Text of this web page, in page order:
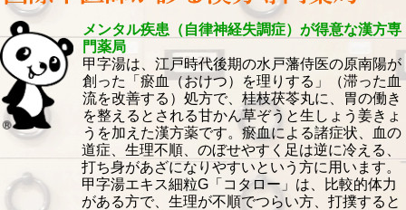
メンタル疾患（自律神経失調症）が得意な漢方専
門薬局
甲字湯は、江戸時代後期の水戸藩侍医の原南陽が
創った「瘀血（おけつ）を理りする」（滞った血
流を改善する）処方で、桂枝茯苓丸に、胃の働き
を整えるとされる甘かん草ぞうと生しょう姜きょ
うを加えた漢方薬です。瘀血による諸症状、血の
道症、生理不順、のぼせやすく足は逆に冷える、
打ち身があざになりやすいという方に用います。
甲字湯エキス細粒G「コタロー」は、比較的体力
がある方で、生理が不順でつらい方、打撲すると